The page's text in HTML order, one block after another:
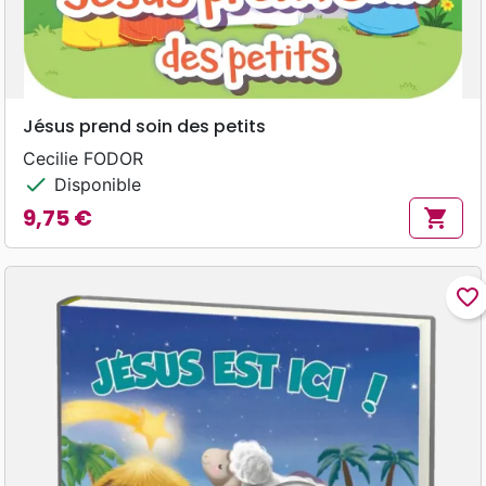
Jésus prend soin des petits
Cecilie FODOR
check Disponible
Prix
9,75 € shopping_cart
favorite_border